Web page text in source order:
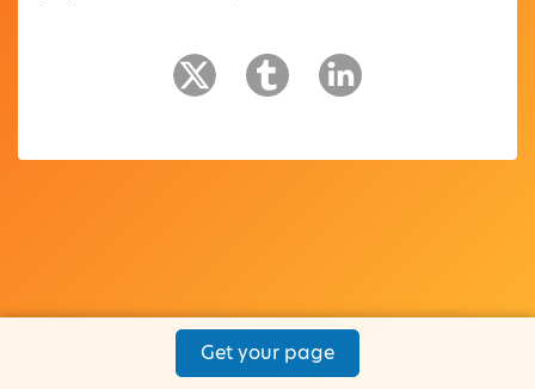
Get your page